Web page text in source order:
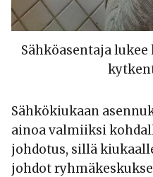
Sähköasentaja
Sähkökiukaan
ainoa valmiiksi
johdotus, sillä
johdot